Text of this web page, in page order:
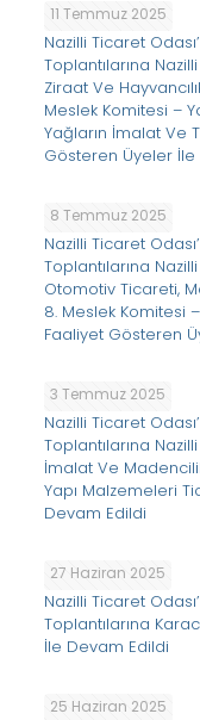
11 Temmuz 2025
Nazilli Ticaret
Toplantılarına
Ziraat Ve
Meslek Komitesi –
Yağların İmalat Ve
Gösteren Üyeler
8 Temmuz 2025
Nazilli Ticaret
Toplantılarına
Otomotiv Ticareti,
8. Meslek Komitesi
Faaliyet Gösteren
3 Temmuz 2025
Nazilli Ticaret
Toplantılarına
İmalat Ve
Yapı Malzemeleri
Devam Edildi
27 Haziran 2025
Nazilli Ticaret
Toplantılarına
İle Devam Edildi
25 Haziran 2025